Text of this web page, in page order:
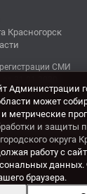
Красногорск
СМИ
4.
Администрации
может
метрические
и защиты
округа
работу с
браузера.